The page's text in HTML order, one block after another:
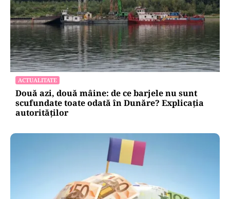
POLITICĂ
AUR și-a făcut site de suspendare. Deocamdată,
Nicușor Dan poate dormi liniștit